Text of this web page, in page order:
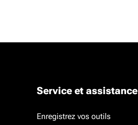
Service et assistance
Enregistrez vos outils